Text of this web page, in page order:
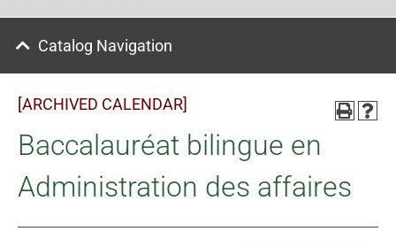
Catalog Navigation
[ARCHIVED CALENDAR]
Baccalauréat bilingue en
Administration des affaires